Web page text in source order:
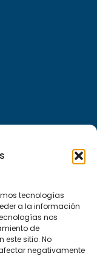
tecnologías
a la información
nos
de
sitio. No
negativamente